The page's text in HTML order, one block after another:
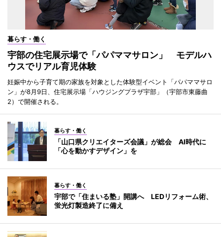
暮らす・働く
宇部の住宅展示場で「パパママサロン」 モデルハ
ウスでリアル育児体験
妊娠中から子育て期の家族を対象とした体験型イベント「パパママサロ
ン」が8月9日、住宅展示場「ハウジングプラザ宇部」（宇部市東藤曲
2）で開催される。
暮らす・働く
「山口県クリエイターズ会議」が総会 AI時代に
「心を動かすデザイン」を
暮らす・働く
宇部で「住まいる塾」開講へ LEDリフォーム術、
蛍光灯製造終了に備え